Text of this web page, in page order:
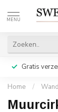
MENU
Gratis
Home /